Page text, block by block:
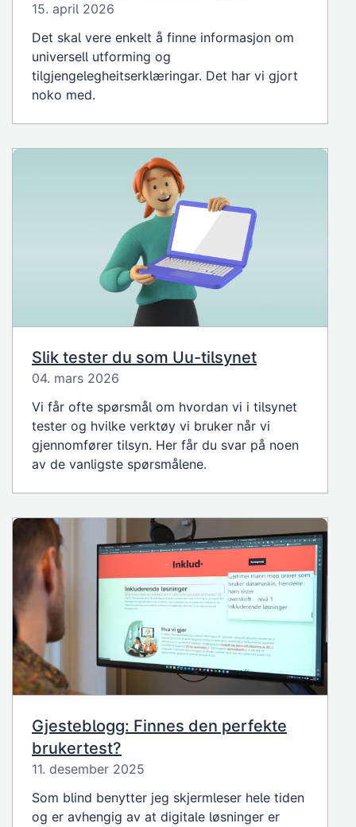
15. april 2026
Det skal vere enkelt å finne informasjon om
universell utforming og
tilgjengelegheitserklæringar. Det har vi gjort
noko med.
Slik tester du som Uu-tilsynet
04. mars 2026
Vi får ofte spørsmål om hvordan vi i tilsynet
tester og hvilke verktøy vi bruker når vi
gjennomfører tilsyn. Her får du svar på noen
av de vanligste spørsmålene.
Gjesteblogg: Finnes den perfekte
brukertest?
11. desember 2025
Som blind benytter jeg skjermleser hele tiden
og er avhengig av at digitale løsninger er